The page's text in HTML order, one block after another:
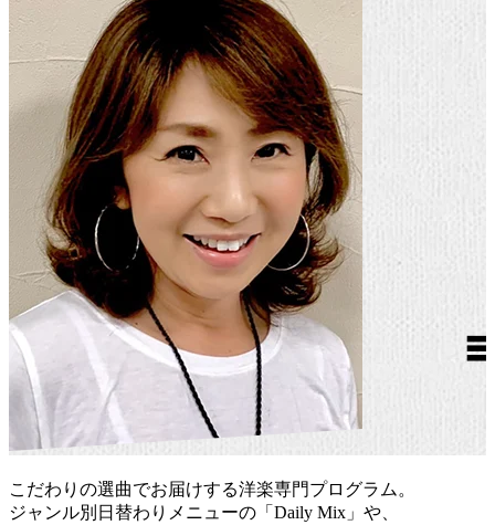
こだわりの選曲でお届けする洋楽専門プログラム。
ジャンル別日替わりメニューの「Daily Mix」や、